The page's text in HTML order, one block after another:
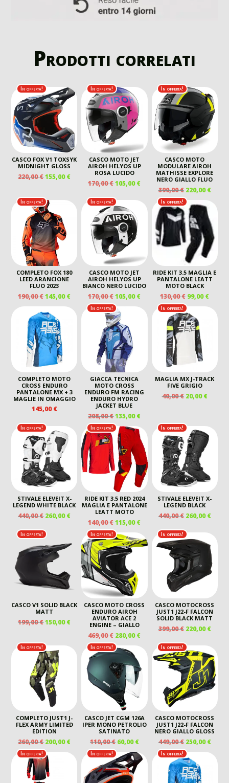
Prodotti correlati
In offerta!
CASCO FOX V1 TOXSYK
MIDNIGHT GLOSS
220,00€IL
ERA:
220,00 €.
155,00€IL
PREZZO
È:
155,00 €.
In offerta!
CASCO MOTO JET
AIROH HELYOS UP
ROSA LUCIDO
170,00€IL
ORIGINALE
ERA:
170,00 €.
105,00€IL
PREZZO
ATTUALE
105,00 €.
In offerta!
CASCO MOTO
MODULARE AIROH
MATHISSE EXPLORE
NERO GIALLO FLUO
390,00€ IL
PREZZO
ORIGINALE
ERA:
390,00 €.
220,00€IL
In offerta!
COMPLETO FOX 180
LEED ARANCIONE
FLUO 2023
190,00€IL
PREZZO
ORIGINALE
ERA:
190,00 €.
145,00€IL
PREZZO
ATTUALE
In offerta!
CASCO MOTO JET
AIROH HELYOS UP
BIANCO NERO LUCIDO
170,00€IL
PREZZO
ORIGINALE
ERA:
170,00 €.
105,00€IL
PREZZO
ATTUALE
105,00 €.
In offerta!
RIDE KIT 3.5 MAGLIA E
PANTALONE LEATT
MOTO BLACK
130,00€ IL
PREZZO
ORIGINALE
ERA:
130,00 €.
99,00€IL
COMPLETO MOTO
CROSS ENDURO
PANTALONE MX + 3
MAGLIE IN OMAGGIO
145,00€
In offerta!
GIACCA TECNICA
MOTO CROSS
ENDURO FM RACING
ENDURO HYDRO
JACKET BLUE
208,00€IL
PREZZO
ORIGINALE
ERA:
208,00 €.
135,00€IL
PREZZO
ATTUALE
È:
135,00 €.
In offerta!
MAGLIA MX J-TRACK
FIVE GRIGIO
40,00€ IL
ERA:
40,00 €.
20,00€IL
20,00
In offerta!
STIVALE ELEVEIT X-
LEGEND WHITE BLACK
440,00€ IL
ORIGINALE
440,00 €.
260,00€IL
PREZZO
ATTUALE
È:
260,00 €.
In offerta!
RIDE KIT 3.5 RED 2024
MAGLIA E PANTALONE
LEATT MOTO
140,00€IL
PREZZO
ORIGINALE
ERA:
140,00 €.
115,00€IL
PREZZO
ATTUALE
È:
In offerta!
STIVALE ELEVEIT X-
LEGEND BLACK
440,00€ IL
ORIGINALE
ERA:
440,00 €.
260,00€IL
In offerta!
CASCO V1 SOLID BLACK
MATT
199,00€IL
ERA:
199,00 €.
150,00€IL
ATTUALE
È:
150,00 €.
In offerta!
CASCO MOTO CROSS
ENDURO AIROH
AVIATOR ACE 2
ENGINE – GIALLO
469,00€ IL
PREZZO
ORIGINALE
ERA:
469,00 €.
280,00€IL
PREZZO
ATTUALE
280,00 €.
In offerta!
CASCO MOTOCROSS
JUST1 J22-F FALCON
SOLID BLACK MATT
399,00€ IL
ORIGINALE
ERA:
399,00 €.
220,00€IL
È:
In offerta!
COMPLETO JUST1 J-
FLEX ARMY LIMITED
EDITION
260,00€ IL
PREZZO
ORIGINALE
ERA:
260,00 €.
200,00€IL
PREZZO
ATTUALE
200,00 €.
In offerta!
CASCO JET CGM 126A
IPER MONO PETROLIO
SATINATO
110,00€ IL
PREZZO
ORIGINALE
ERA:
110,00 €.
60,00€IL
PREZZO
ATTUALE
In offerta!
CASCO MOTOCROSS
JUST1 J22-F FALCON
NERO GIALLO GLOSS
449,00€ IL
PREZZO
ORIGINALE
ERA:
449,00 €.
250,00€IL
In offerta! In offerta! In offerta!